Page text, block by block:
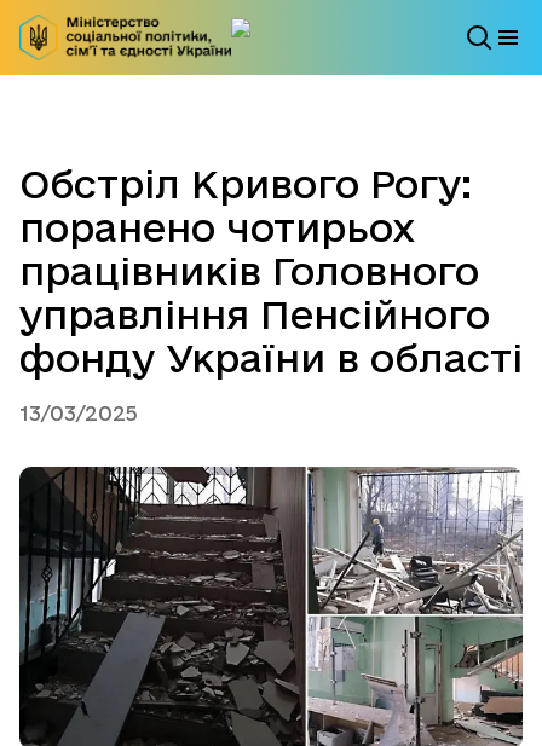
Обстріл Кривого Рогу:
поранено чотирьох
працівників Головного
управління Пенсійного
фонду України в області
13/03/2025